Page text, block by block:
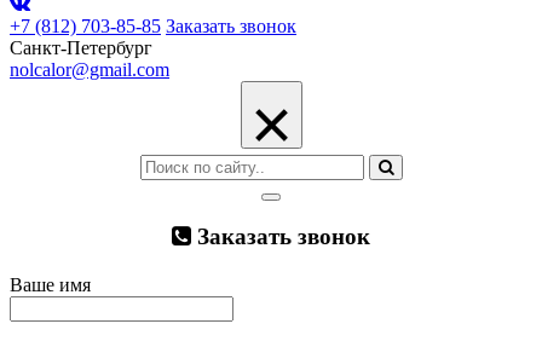
+7 (812) 703-85-85 Заказать звонок
Санкт-Петербург
nolcalor@gmail.com
×
Заказать звонок
Ваше имя